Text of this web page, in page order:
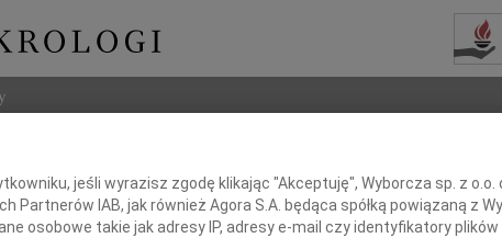
Imię i nazwisko lub
jeśli wyrazisz zgodę klikając "Akceptuję", Wyborcza sp. z o.o.
Partnerów IAB, jak również Agora S.A. będąca spółką powiązaną z
osobowe takie jak adresy IP, adresy e-mail czy identyfikatory plików